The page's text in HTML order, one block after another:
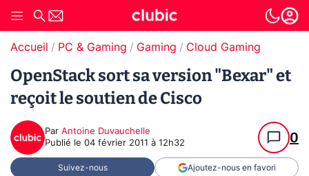
Accueil PC & Gaming Gaming Cloud Gaming
OpenStack sort sa version "Bexar" et
reçoit le soutien de Cisco
Par Antoine Duvauchelle
Publié le 04 février 2011 à 12h32 0
Suivez-nous Ajoutez-nous en favori